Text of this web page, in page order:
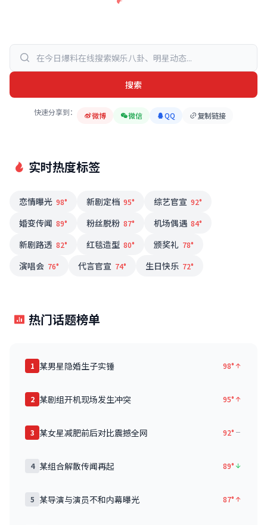
搜索
快速分享到： 微博 微信 QQ 复制链接
实时热度标签
恋情曝光 98° 新剧定档 95° 综艺官宣 92°
婚变传闻 89° 粉丝脱粉 87° 机场偶遇 84°
新剧路透 82° 红毯造型 80° 颁奖礼 78°
演唱会 76° 代言官宣 74° 生日快乐 72°
热门话题榜单
1 某男星隐婚生子实锤 98°
2 某剧组开机现场发生冲突 95°
3 某女星减肥前后对比震撼全网 92°
4 某组合解散传闻再起 89°
5 某导演与演员不和内幕曝光 87°